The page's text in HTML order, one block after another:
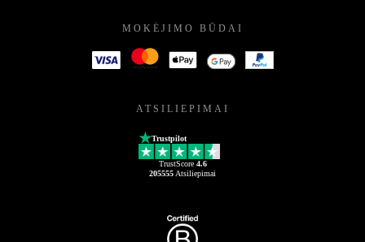
MOKĖJIMO BŪDAI
ATSILIEPIMAI
Trustpilot
TrustScore 4.6
205555 Atsiliepimai